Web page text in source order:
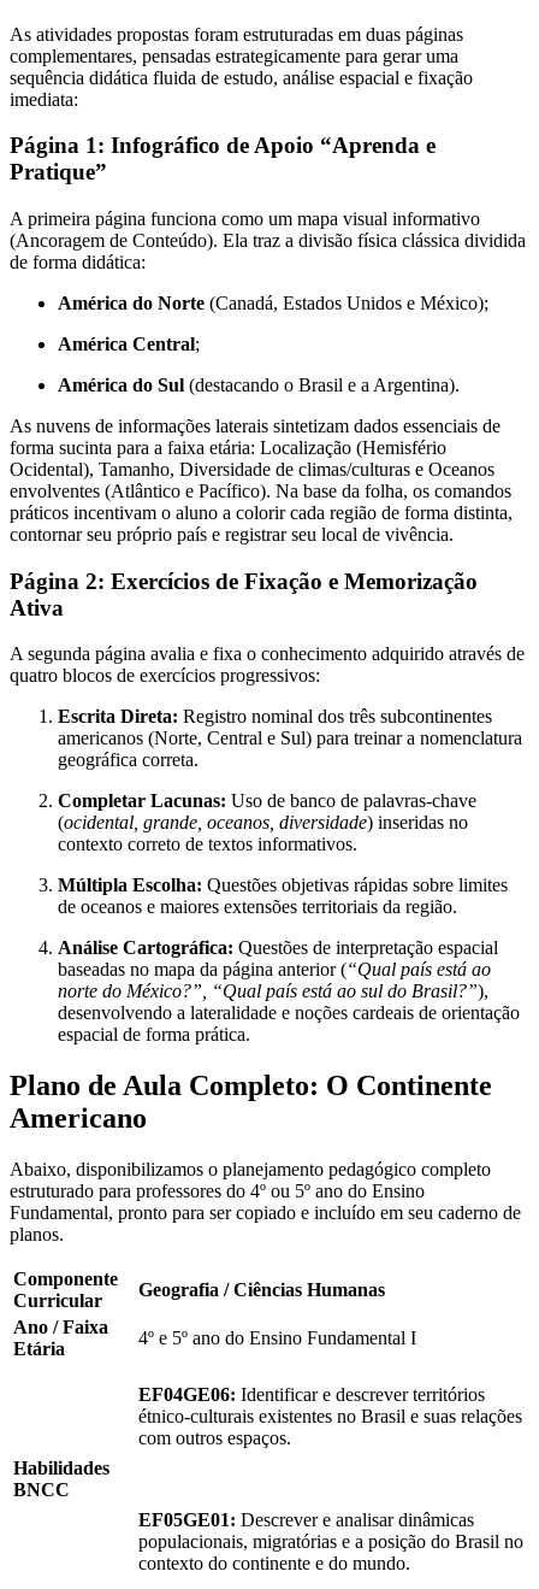
As atividades propostas foram estruturadas em duas páginas
complementares, pensadas estrategicamente para gerar uma
sequência didática fluida de estudo, análise espacial e fixação
imediata:
Página 1: Infográfico de Apoio “Aprenda e
Pratique”
A primeira página funciona como um mapa visual informativo
(Ancoragem de Conteúdo). Ela traz a divisão física clássica dividida
de forma didática:
América do Norte (Canadá, Estados Unidos e México);
América Central;
América do Sul (destacando o Brasil e a Argentina).
As nuvens de informações laterais sintetizam dados essenciais de
forma sucinta para a faixa etária: Localização (Hemisfério
Ocidental), Tamanho, Diversidade de climas/culturas e Oceanos
envolventes (Atlântico e Pacífico). Na base da folha, os comandos
práticos incentivam o aluno a colorir cada região de forma distinta,
contornar seu próprio país e registrar seu local de vivência.
Página 2: Exercícios de Fixação e Memorização
Ativa
A segunda página avalia e fixa o conhecimento adquirido através de
quatro blocos de exercícios progressivos:
Escrita Direta: Registro nominal dos três subcontinentes
americanos (Norte, Central e Sul) para treinar a nomenclatura
geográfica correta.
Completar Lacunas: Uso de banco de palavras-chave
(ocidental, grande, oceanos, diversidade) inseridas no
contexto correto de textos informativos.
Múltipla Escolha: Questões objetivas rápidas sobre limites
de oceanos e maiores extensões territoriais da região.
Análise Cartográfica: Questões de interpretação espacial
baseadas no mapa da página anterior (“Qual país está ao
norte do México?”, “Qual país está ao sul do Brasil?”),
desenvolvendo a lateralidade e noções cardeais de orientação
espacial de forma prática.
Plano de Aula Completo: O Continente
Americano
Abaixo, disponibilizamos o planejamento pedagógico completo
estruturado para professores do 4º ou 5º ano do Ensino
Fundamental, pronto para ser copiado e incluído em seu caderno de
planos.
Componente
Curricular
Geografia / Ciências Humanas
Ano / Faixa
Etária
4º e 5º ano do Ensino Fundamental I
Habilidades
BNCC
EF04GE06: Identificar e descrever territórios
étnico-culturais existentes no Brasil e suas relações
com outros espaços.
EF05GE01: Descrever e analisar dinâmicas
populacionais, migratórias e a posição do Brasil no
contexto do continente e do mundo.